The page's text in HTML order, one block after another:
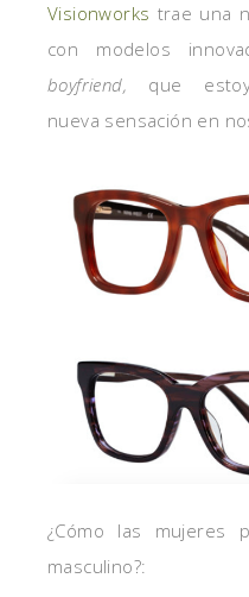
Visionworks trae una
con modelos
boyfriend, que
nueva sensación en
¿Cómo las mujeres
masculino?: